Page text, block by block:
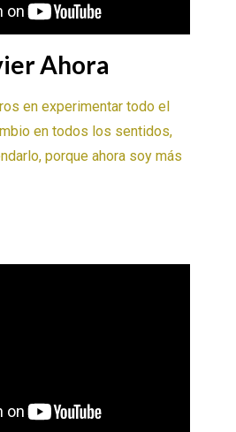
Ahora
en experimentar todo el
en todos los sentidos,
porque ahora soy más